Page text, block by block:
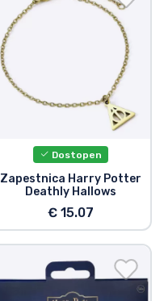
Dostopen
Zapestnica Harry Potter
Deathly Hallows
€ 15.07